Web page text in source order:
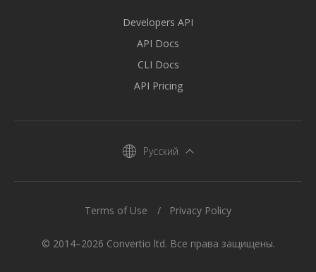
Developers API
API Docs
CLI Docs
API Pricing
Русский
© 2014–2026 Convertio ltd. Все права защищены.
Terms of Use Privacy Policy